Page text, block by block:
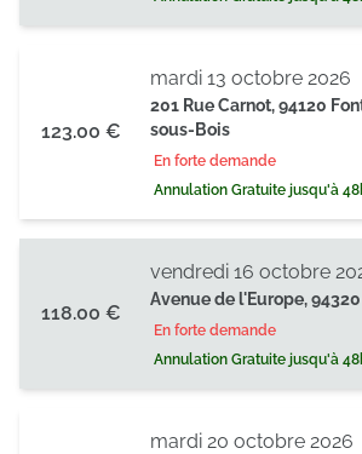
123.00 €
201 Rue Carnot, 94120
sous-Bois
En forte demande
Annulation Gratuite jusqu'à
mardi 13 octobre 2026
118.00 €
Avenue de l'Europe,
En forte demande
Annulation Gratuite jusqu'à
vendredi 16 octobre
mardi 20 octobre 2026